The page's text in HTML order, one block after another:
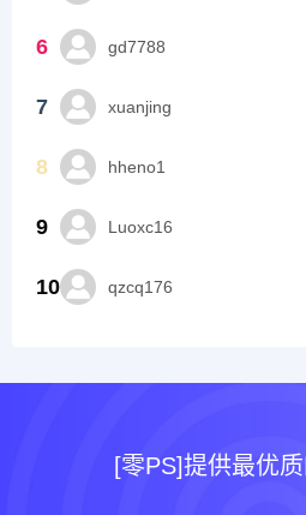
6 gd7788
7 xuanjing
8 hheno1
9 Luoxc16
10 qzcq176
[零PS]提供最优